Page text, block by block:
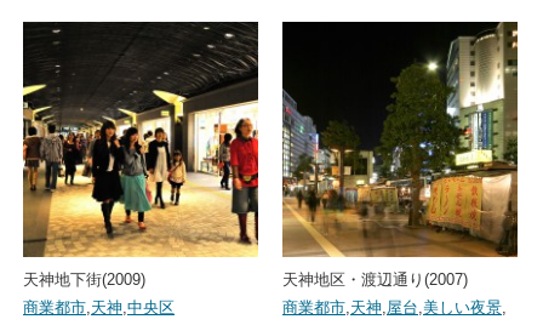
天神地下街(2009)
商業都市,天神,中央区
天神地区・渡辺通り(2007)
商業都市,天神,屋台,美しい夜景,